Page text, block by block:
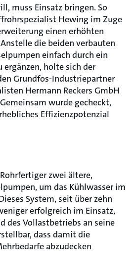
muss Einsatz bringen. So
Hewing im Zuge
einen erhöhten
die beiden verbauten
einfach durch ein
holte sich der
Grundfos-Industriepartner
Hermann Reckers GmbH
wurde gecheckt,
Effizienzpotenzial
zwei ältere,
um das Kühlwasser im
System, seit über zehn
erfolgreich im Einsatz,
des Vollastbetriebs an seine
dass damit die
abzudecken